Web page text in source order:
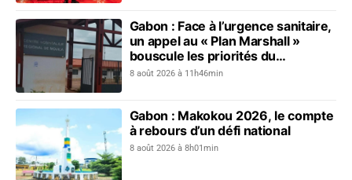
Gabon : Face à l’urgence sanitaire,
un appel au « Plan Marshall »
bouscule les priorités du
gouvernement
8 août 2026 à 11h46min
Gabon : Makokou 2026, le compte
à rebours d’un défi national
8 août 2026 à 8h01min